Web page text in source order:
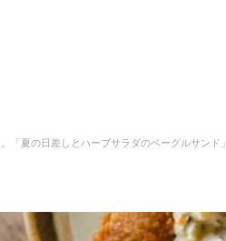
「夏の日差しとハーブサラダのベーグルサンド」